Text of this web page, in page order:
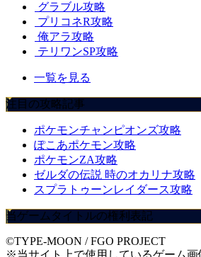
グラブル攻略
プリコネR攻略
俺アラ攻略
テリワンSP攻略
一覧を見る
注目の攻略記事
ポケモンチャンピオンズ攻略
ぽこあポケモン攻略
ポケモンZA攻略
ゼルダの伝説 時のオカリナ攻略
スプラトゥーンレイダース攻略
当ゲームタイトルの権利表記
©TYPE-MOON / FGO PROJECT
※当サイト上で使用しているゲーム